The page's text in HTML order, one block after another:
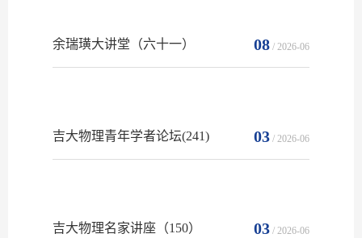
08 / 2026-06
余瑞璜大讲堂（六十一）
03 / 2026-06
吉大物理青年学者论坛(241)
03 / 2026-06
吉大物理名家讲座（150）